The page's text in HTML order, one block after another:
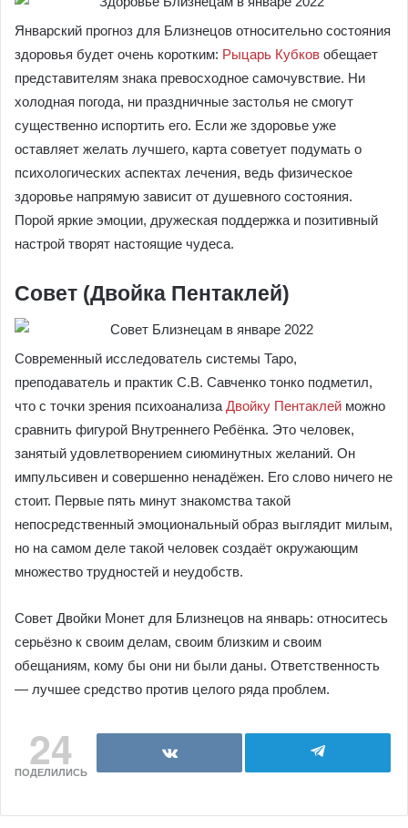
Январский прогноз для Близнецов относительно состояния
здоровья будет очень коротким: Рыцарь Кубков обещает
представителям знака превосходное самочувствие. Ни
холодная погода, ни праздничные застолья не смогут
существенно испортить его. Если же здоровье уже
оставляет желать лучшего, карта советует подумать о
психологических аспектах лечения, ведь физическое
здоровье напрямую зависит от душевного состояния.
Порой яркие эмоции, дружеская поддержка и позитивный
настрой творят настоящие чудеса.
Совет (Двойка Пентаклей)
Современный исследователь системы Таро,
преподаватель и практик С.В. Савченко тонко подметил,
что с точки зрения психоанализа Двойку Пентаклей можно
сравнить фигурой Внутреннего Ребёнка. Это человек,
занятый удовлетворением сиюминутных желаний. Он
импульсивен и совершенно ненадёжен. Его слово ничего не
стоит. Первые пять минут знакомства такой
непосредственный эмоциональный образ выглядит милым,
но на самом деле такой человек создаёт окружающим
множество трудностей и неудобств.
Совет Двойки Монет для Близнецов на январь: относитесь
серьёзно к своим делам, своим близким и своим
обещаниям, кому бы они ни были даны. Ответственность
— лучшее средство против целого ряда проблем.
24
ПОДЕЛИЛИСЬ